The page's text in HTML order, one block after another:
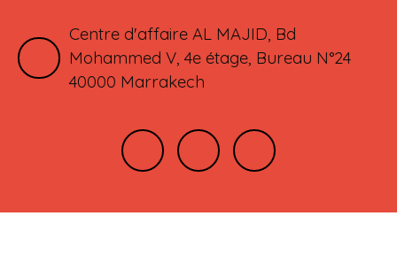
Centre d'affaire AL MAJID, Bd
Mohammed V, 4e étage, Bureau N°24
40000 Marrakech